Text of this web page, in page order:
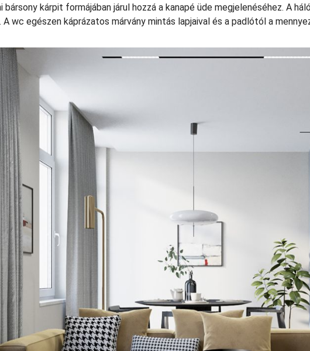
bársony kárpit formájában járul hozzá a kanapé üde megjelenéséhez. A
A wc egészen káprázatos márvány mintás lapjaival és a padlótól a